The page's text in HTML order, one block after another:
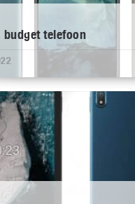
budget telefoon